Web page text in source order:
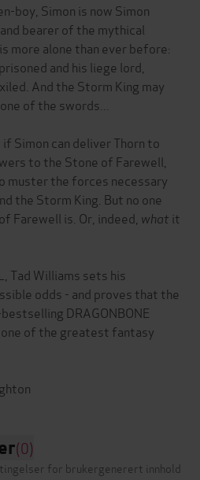
boy, Simon is now Simon
bearer of the mythical
more alone than ever before:
and his liege lord,
And the Storm King may
of the swords...
Simon can deliver Thorn to
to the Stone of Farewell,
muster the forces necessary
the Storm King. But no one
Farewell is. Or, indeed, what it
Tad Williams sets his
odds - and proves that the
DRAGONBONE
of the greatest fantasy
(0)
for brukergenerert innhold